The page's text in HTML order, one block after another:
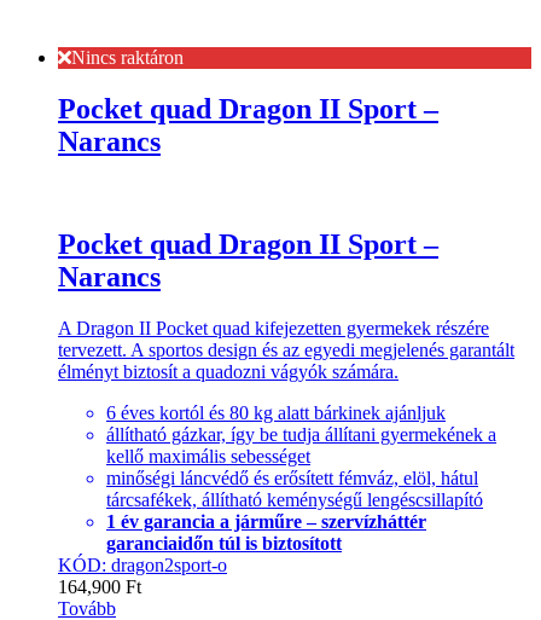
Nincs raktáron
Pocket quad Dragon II Sport –
Narancs
Pocket quad Dragon II Sport –
Narancs
A Dragon II Pocket quad kifejezetten gyermekek részére
tervezett. A sportos design és az egyedi megjelenés garantált
élményt biztosít a quadozni vágyók számára.
6 éves kortól és 80 kg alatt bárkinek ajánljuk
állítható gázkar, így be tudja állítani gyermekének a
kellő maximális sebességet
minőségi láncvédő és erősített fémváz, elöl, hátul
tárcsafékek, állítható keménységű lengéscsillapító
1 év garancia a járműre – szervízháttér
garanciaidőn túl is biztosított
KÓD: dragon2sport-o
164,900 Ft
Tovább